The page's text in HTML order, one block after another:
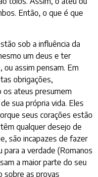
Então, o que é que
sob a influência da
um deus e ter
assim pensam. Em
obrigações,
os ateus presumem
sua própria vida. Eles
seus corações estão
qualquer desejo de
são incapazes de fazer
a verdade (Romanos
a maior parte do seu
sobre as provas